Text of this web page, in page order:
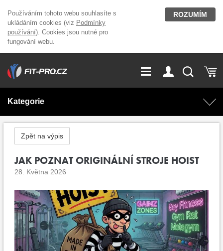
Používáním tohoto webu souhlasíte s
ukládáním cookies (viz Podmínky
používání). Cookies jsou nutné pro
fungování webu.
ROZUMÍM
GDPR
O nás
Kontakt
Přihlášení
Kategorie
AKCE
Doplňky stravy Fitness vybavení
Značky
Zpět na výpis
JAK POZNAT ORIGINÁLNÍ STROJE HOIST
28. Května 2026